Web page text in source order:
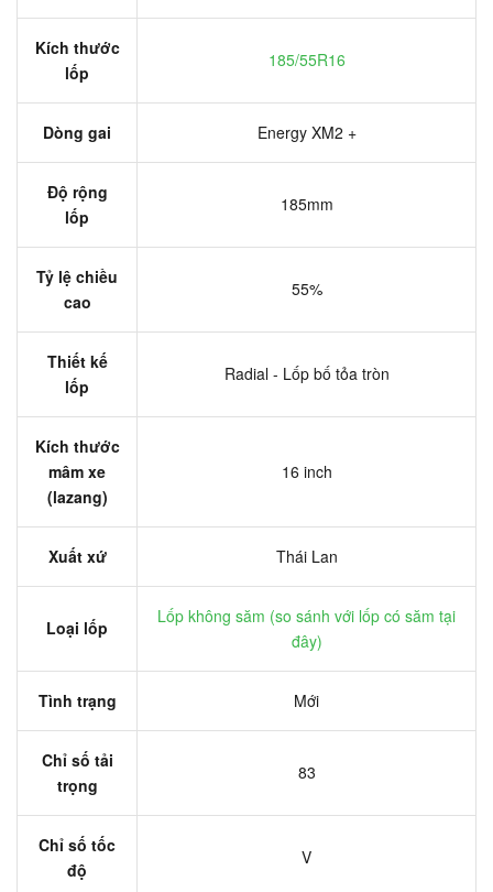
Kích thước
lốp
185/55R16
Dòng gai Energy XM2 +
Độ rộng
lốp
185mm
Tỷ lệ chiều
cao
55%
Thiết kế
lốp
Radial - Lốp bố tỏa tròn
Kích thước
mâm xe
(lazang)
16 inch
Xuất xứ Thái Lan
Loại lốp
Lốp không săm (so sánh với lốp có săm tại
đây)
Tình trạng Mới
Chỉ số tải
trọng
83
Chỉ số tốc
độ
V